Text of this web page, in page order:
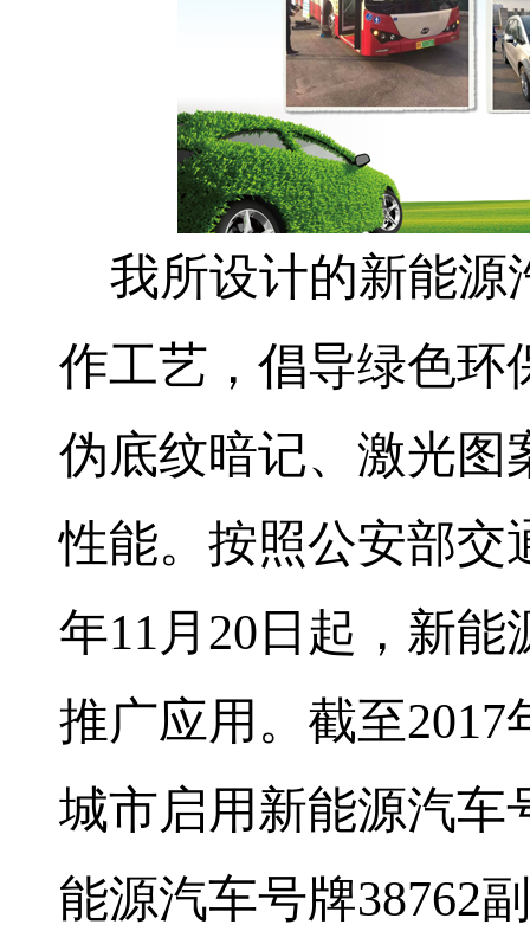
我所设计的新能源
作工艺，倡导绿色环
伪底纹暗记、激光图
性能。按照公安部交
年11 月 20 日起，新能
推广应用。截至2017
城市启用新能源汽车
能源汽车号牌38762